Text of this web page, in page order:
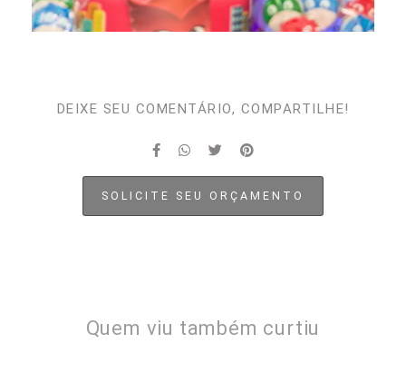
DEIXE SEU COMENTÁRIO, COMPARTILHE!
SOLICITE SEU ORÇAMENTO
Quem viu também curtiu